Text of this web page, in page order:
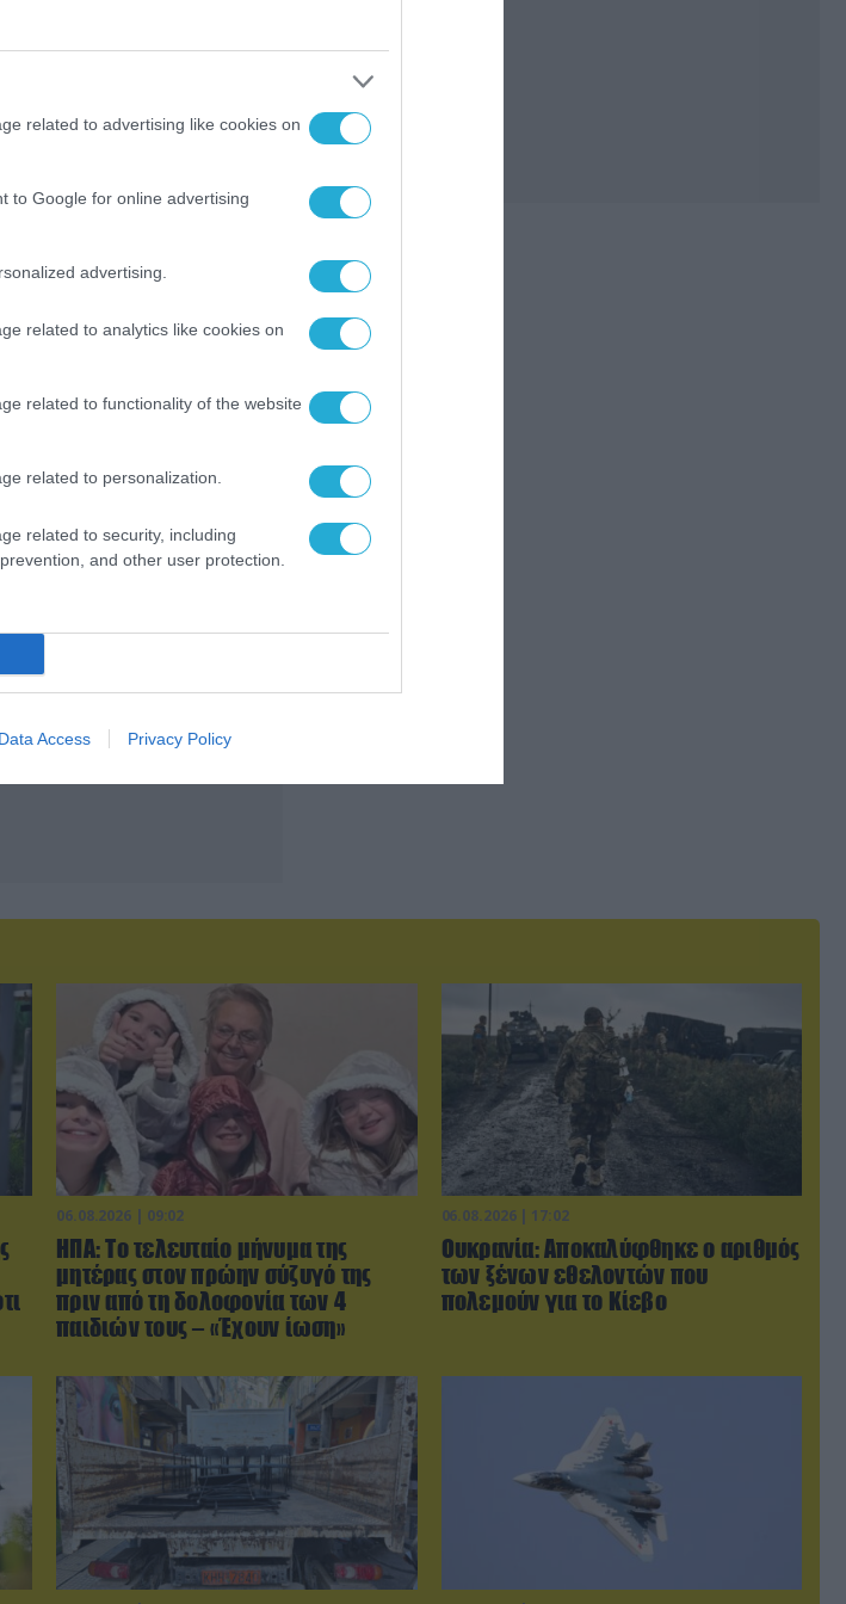
related to advertising like cookies on
to Google for online advertising
advertising.
related to analytics like cookies on
related to functionality of the website
related to personalization.
related to security, including
and other user protection.
Data Access Privacy Policy
06.08.2026 | 09:02
ΗΠΑ: Το τελευταίο μήνυμα της
μητέρας στον πρώην σύζυγό της
πριν από τη δολοφονία των 4
παιδιών τους – «Έχουν ίωση»
06.08.2026 | 17:02
Ουκρανία: Αποκαλύφθηκε ο αριθμός
των ξένων εθελοντών που
πολεμούν για το Κίεβο